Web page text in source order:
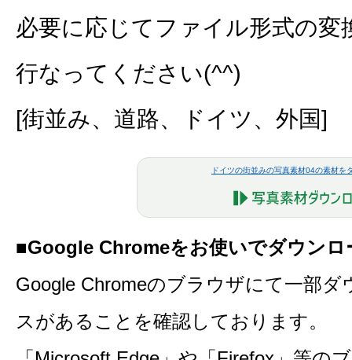
必要に応じてファイル形式の変
行なってください(^^)
[街並み、道路、ドイツ、外国]
ドイツの街並みの写真素材04の素材を
■Google Chromeをお使いでダウンロ
Google Chromeのブラウザにて一部
スがあることを確認しております。